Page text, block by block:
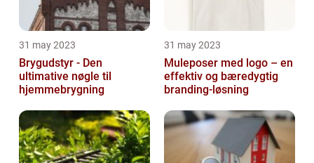
31 may 2023
Brygudstyr - Den
ultimative nøgle til
hjemmebrygning
31 may 2023
Muleposer med logo – en
effektiv og bæredygtig
branding-løsning